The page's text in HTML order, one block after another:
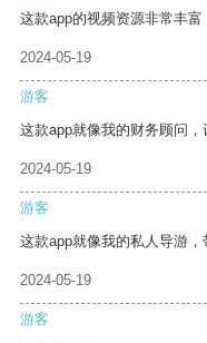
这款app的视频资源非常丰富
2024-05-19
游客
这款app就像我的财务顾问，
2024-05-19
游客
这款app就像我的私人导游，
2024-05-19
游客